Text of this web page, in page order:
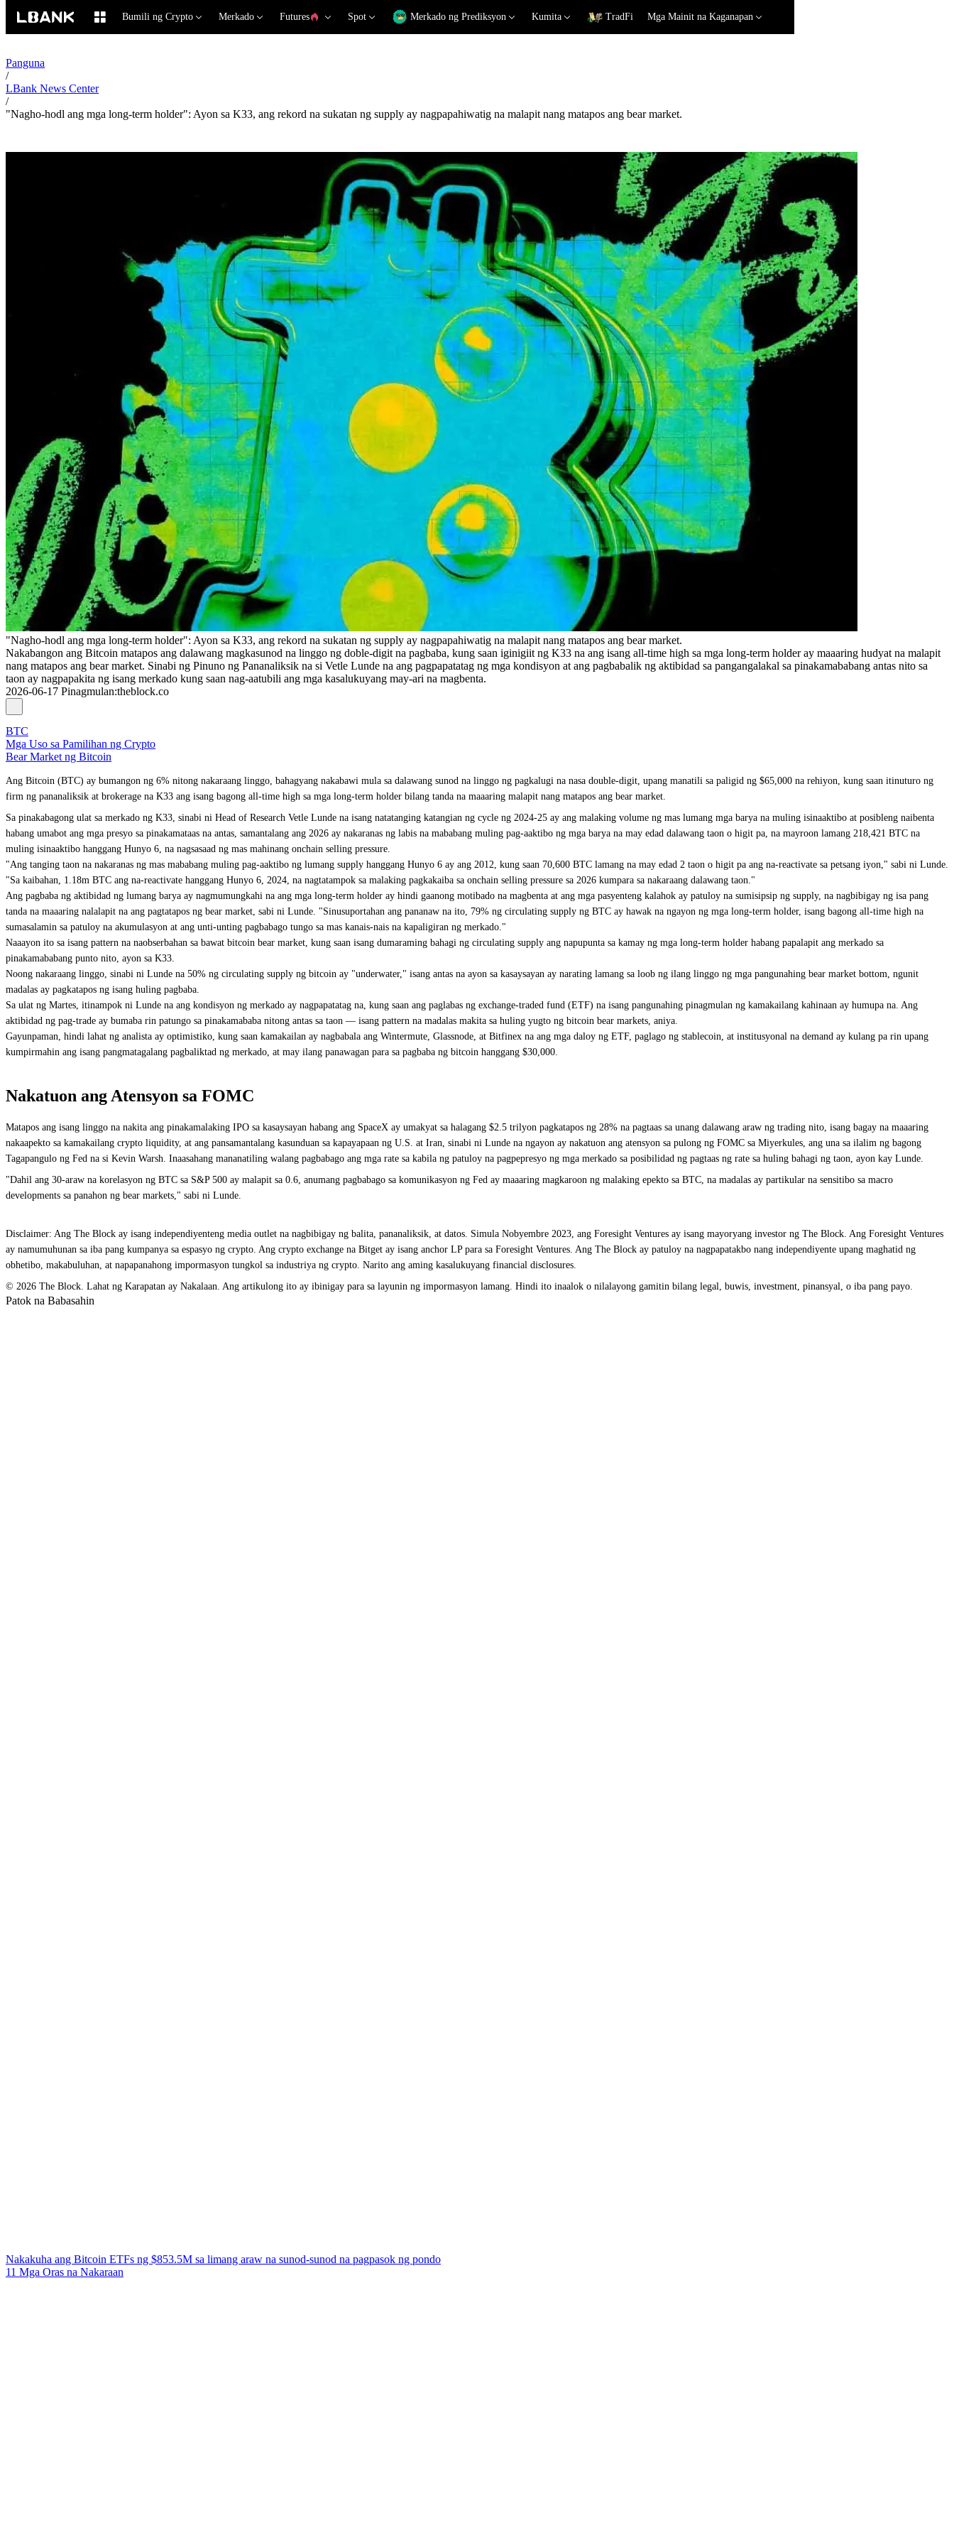
Bumili ng Crypto Merkado Futures Spot Merkado ng Prediksyon Kumita TradFi Mga Mainit na Kaganapan
Panguna
/
LBank News Center
/
"Nagho-hodl ang mga long-term holder": Ayon sa K33, ang rekord na sukatan ng supply ay nagpapahiwatig na malapit nang matapos ang bear market.
"Nagho-hodl ang mga long-term holder": Ayon sa K33, ang rekord na sukatan ng supply ay nagpapahiwatig na malapit nang matapos ang bear market.
Nakabangon ang Bitcoin matapos ang dalawang magkasunod na linggo ng doble-digit na pagbaba, kung saan iginigiit ng K33 na ang isang all-time high sa mga long-term holder ay maaaring hudyat na malapit
nang matapos ang bear market. Sinabi ng Pinuno ng Pananaliksik na si Vetle Lunde na ang pagpapatatag ng mga kondisyon at ang pagbabalik ng aktibidad sa pangangalakal sa pinakamababang antas nito sa
taon ay nagpapakita ng isang merkado kung saan nag-aatubili ang mga kasalukuyang may-ari na magbenta.
2026-06-17 Pinagmulan:theblock.co
BTC
Mga Uso sa Pamilihan ng Crypto
Bear Market ng Bitcoin
Ang Bitcoin (BTC) ay bumangon ng 6% nitong nakaraang linggo, bahagyang nakabawi mula sa dalawang sunod na linggo ng pagkalugi na nasa double-digit, upang manatili sa paligid ng $65,000 na rehiyon, kung saan itinuturo ng
firm ng pananaliksik at brokerage na K33 ang isang bagong all-time high sa mga long-term holder bilang tanda na maaaring malapit nang matapos ang bear market.
Sa pinakabagong ulat sa merkado ng K33, sinabi ni Head of Research Vetle Lunde na isang natatanging katangian ng cycle ng 2024-25 ay ang malaking volume ng mas lumang mga barya na muling isinaaktibo at posibleng naibenta
habang umabot ang mga presyo sa pinakamataas na antas, samantalang ang 2026 ay nakaranas ng labis na mababang muling pag-aaktibo ng mga barya na may edad dalawang taon o higit pa, na mayroon lamang 218,421 BTC na
muling isinaaktibo hanggang Hunyo 6, na nagsasaad ng mas mahinang onchain selling pressure.
"Ang tanging taon na nakaranas ng mas mababang muling pag-aaktibo ng lumang supply hanggang Hunyo 6 ay ang 2012, kung saan 70,600 BTC lamang na may edad 2 taon o higit pa ang na-reactivate sa petsang iyon," sabi ni Lunde.
"Sa kaibahan, 1.18m BTC ang na-reactivate hanggang Hunyo 6, 2024, na nagtatampok sa malaking pagkakaiba sa onchain selling pressure sa 2026 kumpara sa nakaraang dalawang taon."
Ang pagbaba ng aktibidad ng lumang barya ay nagmumungkahi na ang mga long-term holder ay hindi gaanong motibado na magbenta at ang mga pasyenteng kalahok ay patuloy na sumisipsip ng supply, na nagbibigay ng isa pang
tanda na maaaring nalalapit na ang pagtatapos ng bear market, sabi ni Lunde. "Sinusuportahan ang pananaw na ito, 79% ng circulating supply ng BTC ay hawak na ngayon ng mga long-term holder, isang bagong all-time high na
sumasalamin sa patuloy na akumulasyon at ang unti-unting pagbabago tungo sa mas kanais-nais na kapaligiran ng merkado."
Naaayon ito sa isang pattern na naobserbahan sa bawat bitcoin bear market, kung saan isang dumaraming bahagi ng circulating supply ang napupunta sa kamay ng mga long-term holder habang papalapit ang merkado sa
pinakamababang punto nito, ayon sa K33.
Noong nakaraang linggo, sinabi ni Lunde na 50% ng circulating supply ng bitcoin ay "underwater," isang antas na ayon sa kasaysayan ay narating lamang sa loob ng ilang linggo ng mga pangunahing bear market bottom, ngunit
madalas ay pagkatapos ng isang huling pagbaba.
Sa ulat ng Martes, itinampok ni Lunde na ang kondisyon ng merkado ay nagpapatatag na, kung saan ang paglabas ng exchange-traded fund (ETF) na isang pangunahing pinagmulan ng kamakailang kahinaan ay humupa na. Ang
aktibidad ng pag-trade ay bumaba rin patungo sa pinakamababa nitong antas sa taon — isang pattern na madalas makita sa huling yugto ng bitcoin bear markets, aniya.
Gayunpaman, hindi lahat ng analista ay optimistiko, kung saan kamakailan ay nagbabala ang Wintermute, Glassnode, at Bitfinex na ang mga daloy ng ETF, paglago ng stablecoin, at institusyonal na demand ay kulang pa rin upang
kumpirmahin ang isang pangmatagalang pagbaliktad ng merkado, at may ilang panawagan para sa pagbaba ng bitcoin hanggang $30,000.
Nakatuon ang Atensyon sa FOMC
Matapos ang isang linggo na nakita ang pinakamalaking IPO sa kasaysayan habang ang SpaceX ay umakyat sa halagang $2.5 trilyon pagkatapos ng 28% na pagtaas sa unang dalawang araw ng trading nito, isang bagay na maaaring
nakaapekto sa kamakailang crypto liquidity, at ang pansamantalang kasunduan sa kapayapaan ng U.S. at Iran, sinabi ni Lunde na ngayon ay nakatuon ang atensyon sa pulong ng FOMC sa Miyerkules, ang una sa ilalim ng bagong
Tagapangulo ng Fed na si Kevin Warsh. Inaasahang mananatiling walang pagbabago ang mga rate sa kabila ng patuloy na pagpepresyo ng mga merkado sa posibilidad ng pagtaas ng rate sa huling bahagi ng taon, ayon kay Lunde.
"Dahil ang 30-araw na korelasyon ng BTC sa S&P 500 ay malapit sa 0.6, anumang pagbabago sa komunikasyon ng Fed ay maaaring magkaroon ng malaking epekto sa BTC, na madalas ay partikular na sensitibo sa macro
developments sa panahon ng bear markets," sabi ni Lunde.
Disclaimer: Ang The Block ay isang independiyenteng media outlet na nagbibigay ng balita, pananaliksik, at datos. Simula Nobyembre 2023, ang Foresight Ventures ay isang mayoryang investor ng The Block. Ang Foresight Ventures
ay namumuhunan sa iba pang kumpanya sa espasyo ng crypto. Ang crypto exchange na Bitget ay isang anchor LP para sa Foresight Ventures. Ang The Block ay patuloy na nagpapatakbo nang independiyente upang maghatid ng
obhetibo, makabuluhan, at napapanahong impormasyon tungkol sa industriya ng crypto. Narito ang aming kasalukuyang financial disclosures.
© 2026 The Block. Lahat ng Karapatan ay Nakalaan. Ang artikulong ito ay ibinigay para sa layunin ng impormasyon lamang. Hindi ito inaalok o nilalayong gamitin bilang legal, buwis, investment, pinansyal, o iba pang payo.
Patok na Babasahin
Nakakuha ang Bitcoin ETFs ng $853.5M sa limang araw na sunod-sunod na pagpasok ng pondo
11 Mga Oras na Nakaraan